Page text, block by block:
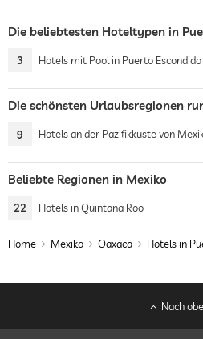
Die beliebtesten Hoteltypen in
3 Hotels mit Pool in Puerto Escondido
Die schönsten Urlaubsregionen
9 Hotels an der Pazifikküste von
Beliebte Regionen in Mexiko
22 Hotels in Quintana Roo
Home Mexiko Oaxaca Hotels in
Nach